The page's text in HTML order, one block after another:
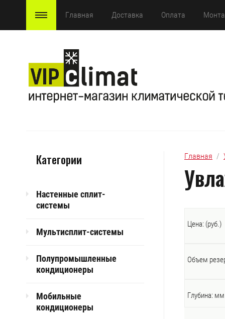
Главная Доставка Оплата
Категории
Настенные сплит-
системы
Мультисплит-системы
Полупромышленные
кондиционеры
Мобильные
кондиционеры
Главная
  /
Цена: (руб.)
Объем
Глубина: мм